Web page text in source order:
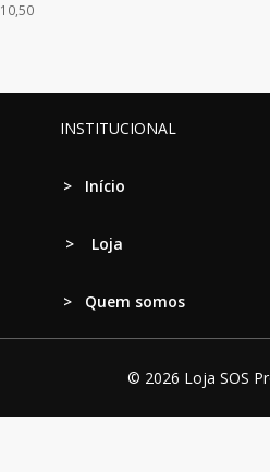
10,50
INSTITUCIONAL
> Início
> Loja
> Quem somos
© 2026 Loja SOS